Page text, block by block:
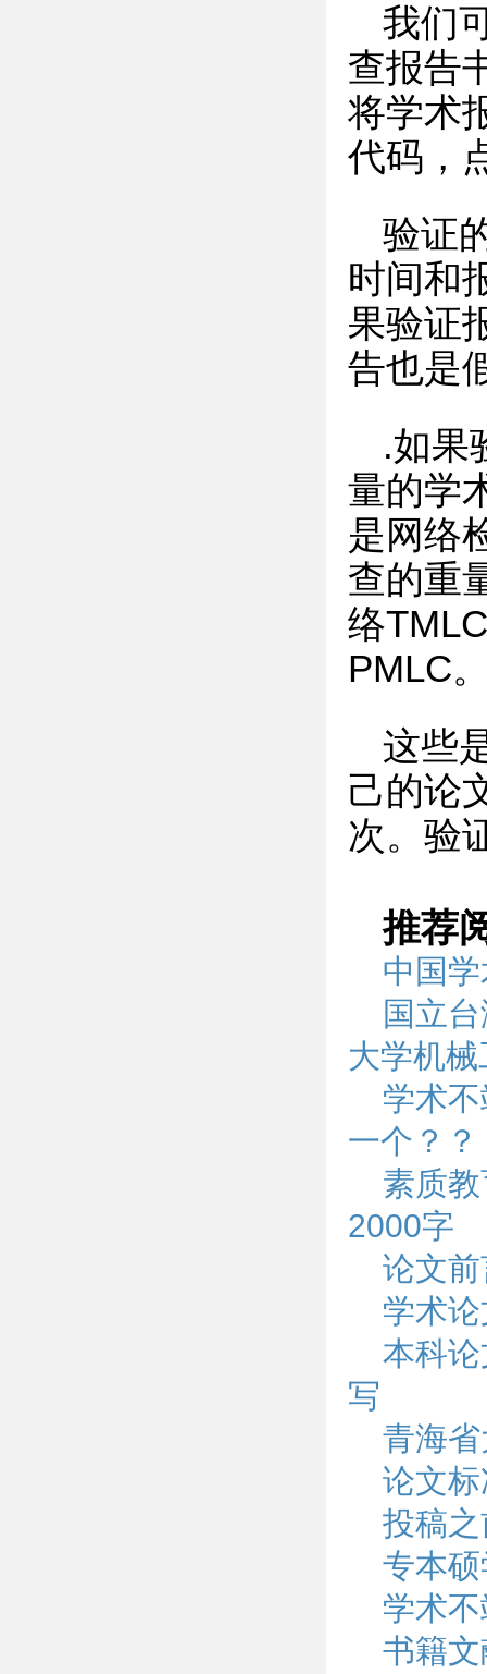
我们
查报告
将学术
代码，
验证
时间和
果验证
告也是
.如果
量的学
是网络
查的重
络
PMLC
这些
己的论
次。验
推荐
中国
国立
大学机
学术
一个？？
素质
2000字
论文
学术
本科
写
青海
论文
投稿
专本
学术
书籍